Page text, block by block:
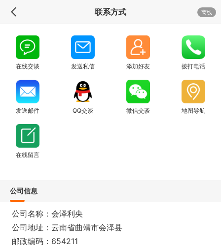
联系方式 离线
在线交谈 发送私信 添加好友 拨打电话
发送邮件 QQ交谈 微信交谈 地图导航
在线留言
公司信息
公司名称：会泽利央
公司地址：云南省曲靖市会泽县
邮政编码：654211